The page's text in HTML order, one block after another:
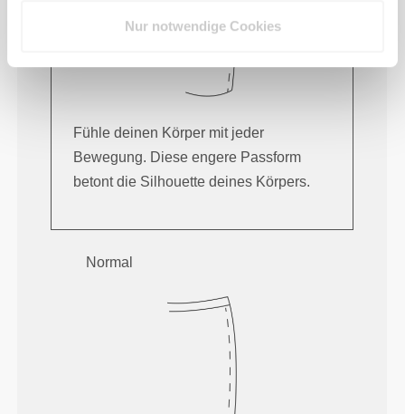
Nur notwendige Cookies
Fühle deinen Körper mit jeder
Bewegung. Diese engere Passform
betont die Silhouette deines Körpers.
Normal